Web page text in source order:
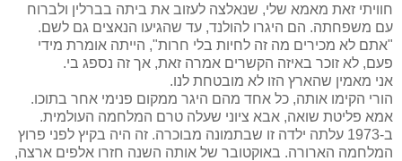
חוויתי זאת מאמא שלי, שנאלצה לעזוב את ביתה בברלין ולברוח
עם משפחתה. הם היגרו להולנד, עד שהגיעו הנאצים גם לשם.
"אתם לא מכירים מה זה לחיות בלי חרות", הייתה אומרת מידי
פעם, לא זוכר באיזה הקשרים אמרה זאת, אך זה נספג בי.
אני מאמין שהארץ הזו לא מובטחת לנו.
הורי הקימו אותה, כל אחד מהם היגר ממקום פנימי אחר בתוכו.
אמא פליטת שואה, אבא ציוני שעלה טרם המלחמה העולמית.
ב-1973 עלתה ילדה זו שבתמונה מבוכרה. זה היה בקיץ לפני פרוץ
המלחמה הארורה. באוקטובר של אותה השנה חזרו אלפים ארצה,